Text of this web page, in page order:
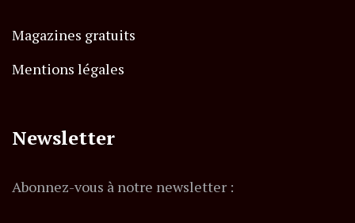
Magazines gratuits
Mentions légales
Newsletter
Abonnez-vous à notre newsletter :